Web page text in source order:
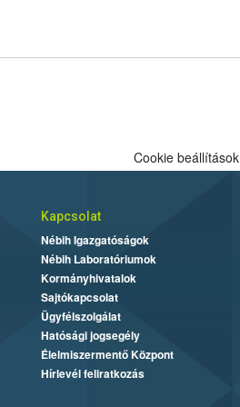
Cookie beállítások
Kapcsolat
Nébih Igazgatóságok
Nébih Laboratóriumok
Kormányhivatalok
Sajtókapcsolat
Ügyfélszolgálat
Hatósági jogsegély
Élelmiszermentő Központ
Hírlevél feliratkozás